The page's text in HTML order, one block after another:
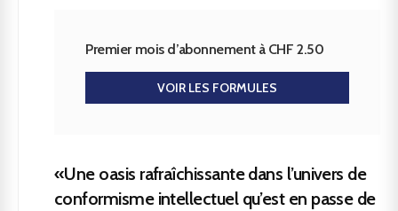
Premier mois d’abonnement à CHF 2.50
VOIR LES FORMULES
«Une oasis rafraîchissante dans l’univers de
conformisme intellectuel qu’est en passe de